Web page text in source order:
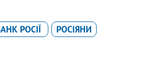
РОСІЇ
РОСІЯНИ